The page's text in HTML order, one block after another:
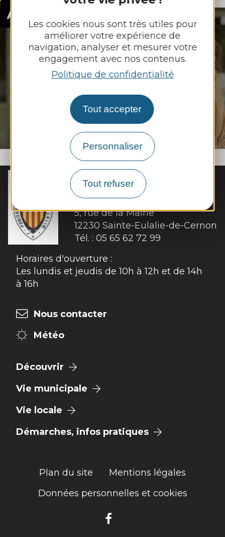
Les cookies nous sont très utiles pour
améliorer votre expérience de
navigation, analyser et mesurer votre
engagement avec nos contenus.
Politique de confidentialité
Tout accepter
Personnaliser
Tout refuser
On recrute enAveyron !
VOIR LES OFFRES D'EMPLOI
MAIRIE DESAINTE-EULALIE-
DE-CERNON
5, rue de la Mairie
12230 Sainte-Eulalie-de-Cernon
Tél. : 05 65 62 72 99
Horaires d'ouverture :
Les lundis et jeudis de 10h à 12h et de 14h
à 16h
Nous contacter
Météo
Découvrir
Vie municipale
Vie locale
Démarches, infos pratiques
Plan du site
Mentions légales
Données personnelles et cookies